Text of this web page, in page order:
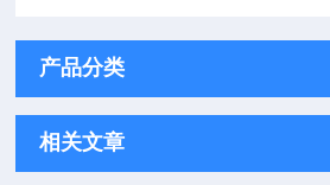
产品分类
相关文章